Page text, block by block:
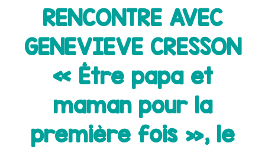
RENCONTRE AVEC
GENEVIEVE CRESSON
« Être papa et
maman pour la
première fois », le